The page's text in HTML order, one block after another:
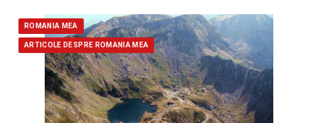
ROMANIA MEA
ARTICOLE DESPRE ROMANIA MEA